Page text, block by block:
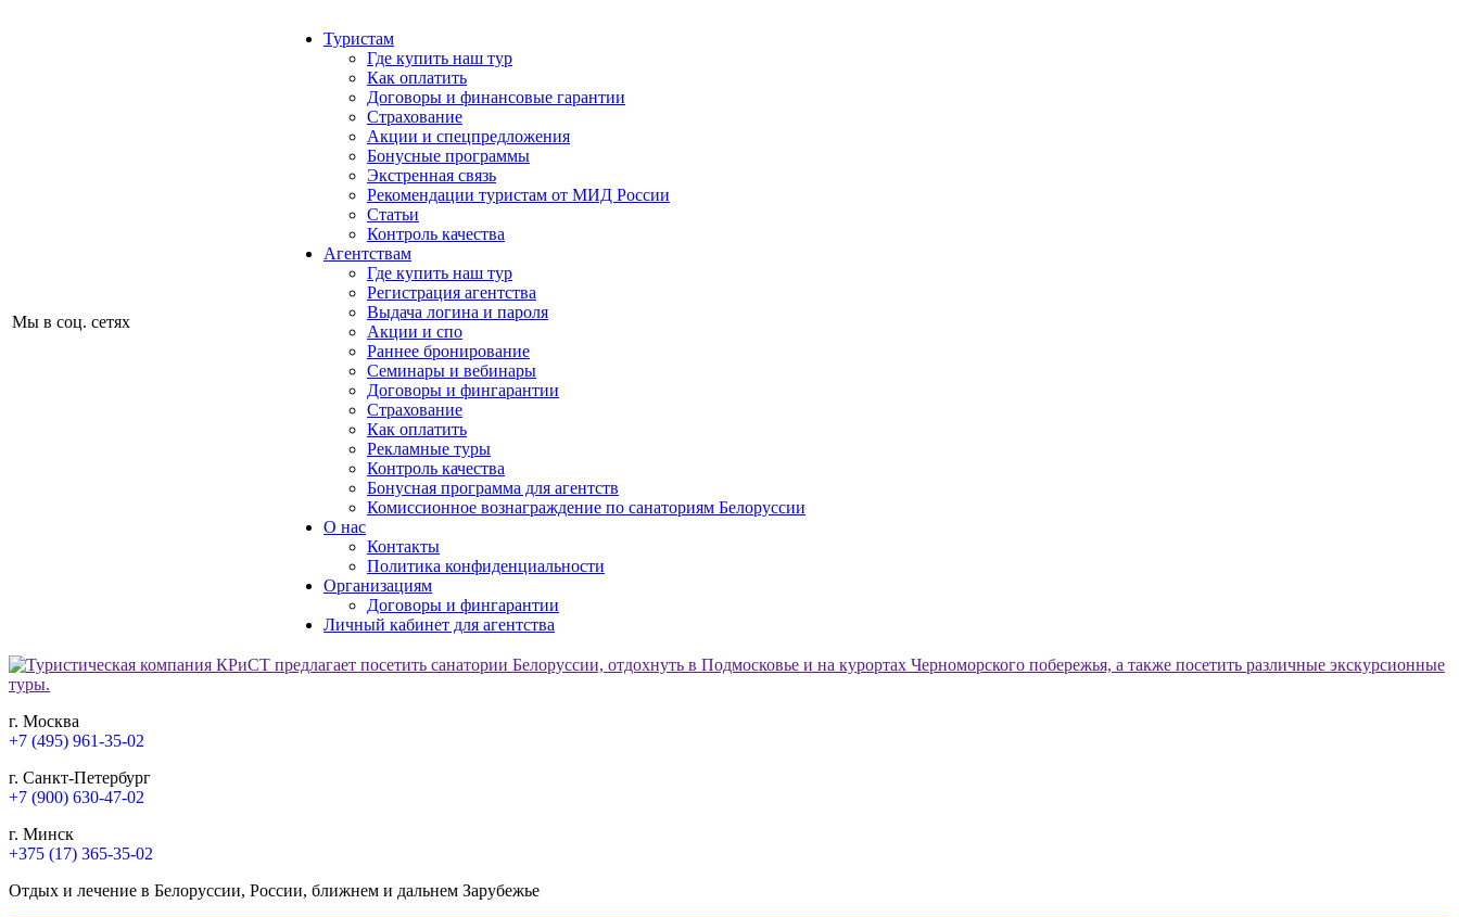
Мы в соц. сетях
Туристам
Где купить наш тур
Как оплатить
Договоры и финансовые гарантии
Страхование
Акции и спецпредложения
Бонусные программы
Экстренная связь
Рекомендации туристам от МИД России
Статьи
Контроль качества
Агентствам
Где купить наш тур
Регистрация агентства
Выдача логина и пароля
Акции и спо
Раннее бронирование
Семинары и вебинары
Договоры и фингарантии
Страхование
Как оплатить
Рекламные туры
Контроль качества
Бонусная программа для агентств
Комиссионное вознаграждение по санаториям Белоруссии
О нас
Контакты
Политика конфиденциальности
Организациям
Договоры и фингарантии
Личный кабинет для агентства
г. Москва
+7 (495) 961-35-02
г. Санкт-Петербург
+7 (900) 630-47-02
г. Минск
+375 (17) 365-35-02
Отдых и лечение в Белоруссии, России, ближнем и дальнем Зарубежье